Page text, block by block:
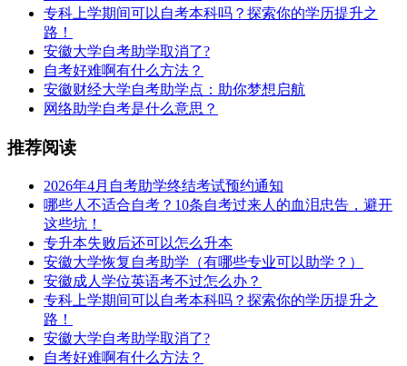
专科上学期间可以自考本科吗？探索你的学历提升之
路！
安徽大学自考助学取消了?
自考好难啊有什么方法？
安徽财经大学自考助学点：助你梦想启航
网络助学自考是什么意思？
推荐阅读
2026年4月自考助学终结考试预约通知
哪些人不适合自考？10条自考过来人的血泪忠告，避开
这些坑！
专升本失败后还可以怎么升本
安徽大学恢复自考助学（有哪些专业可以助学？）
安徽成人学位英语考不过怎么办？
专科上学期间可以自考本科吗？探索你的学历提升之
路！
安徽大学自考助学取消了?
自考好难啊有什么方法？